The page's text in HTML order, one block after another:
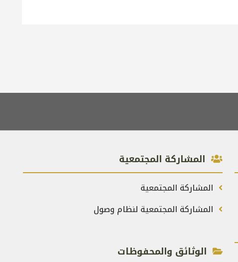
المشاركة المجتمعية
المشاركة المجتمعية
المشاركة المجتمعية لنظام وصول
الوثائق والمحفوظات